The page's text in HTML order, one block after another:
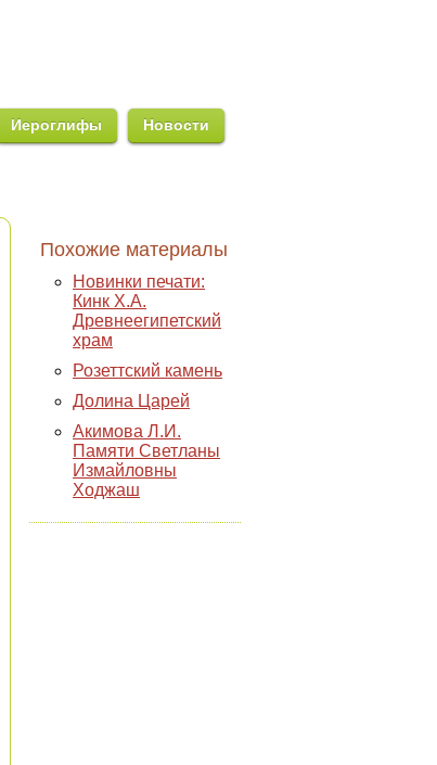
Иероглифы Новости
Похожие материалы
Новинки печати:
Кинк Х.А.
Древнеегипетский
храм
Розеттский камень
Долина Царей
Акимова Л.И.
Памяти Светланы
Измайловны
Ходжаш